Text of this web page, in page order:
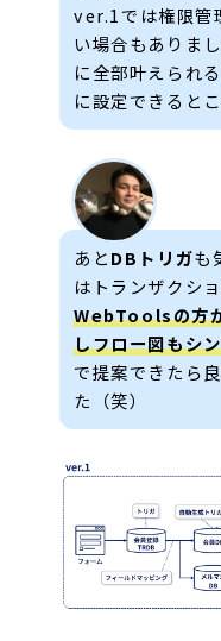
ver.1では権限管
い場合もありま
に全部叶えられ
に設定できると
あとDBトリガも
はトランザクシ
WebToolsの方
しフロー図もシ
で提案できたら
た（笑）